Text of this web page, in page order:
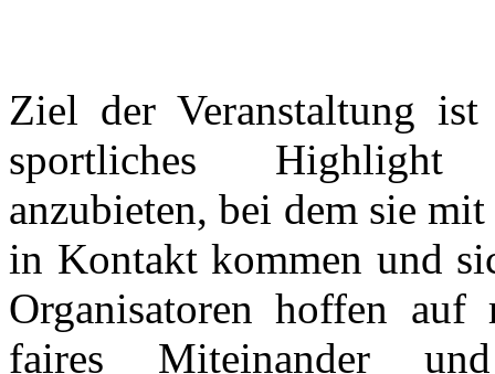
Ziel der Veranstaltung
sportliches Highlight
anzubieten, bei dem sie
in Kontakt kommen und
Organisatoren hoffen
faires Miteinander